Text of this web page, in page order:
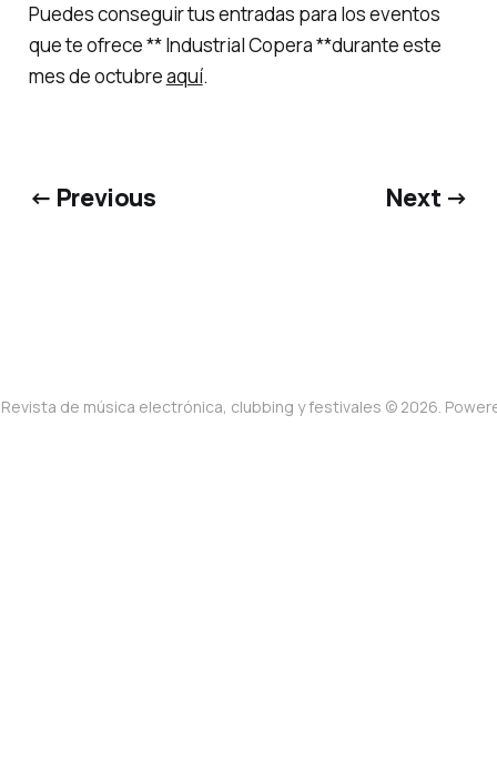
Puedes conseguir tus entradas para los eventos
que te ofrece ** Industrial Copera **durante este
mes de octubreaquí.
← Previous Next →
de música electrónica, clubbing y festivales © 2026.